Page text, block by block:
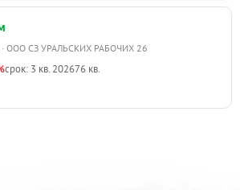
· ООО СЗ УРАЛЬСКИХ РАБОЧИХ 26
срок: 3 кв. 202676 кв.